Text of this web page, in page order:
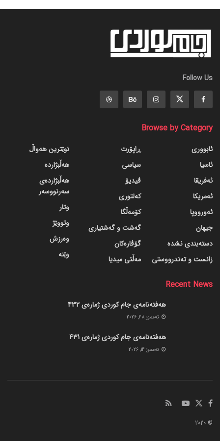
Follow Us
Browse by Category
ئابووری
ئاسیا
ئەفریقا
ئەمریکا
ئەورووپا
جیهان
دسته‌بندی نشده
زانست و تەندرووستی
ڕاپۆرت
سیاسی
ڤیدیۆ
کەلتوری
کۆمەڵگا
گه‌شت و گه‌شتیاری
گۆڤاره‌کان
مەڵتی میدیا
نوێترین هەواڵ
هەڵبژاردە
هەڵبژاردەی
سەرنووسەر
وتار
وتووێژ
وەرزش
وێنە
Recent News
هەفتەنامەی جام کوردی ژمارەی 432
ته‌مموز 28, 2026
هەفتەنامەی جام کوردی ژمارەی 431
ته‌مموز 14, 2026
© 2020